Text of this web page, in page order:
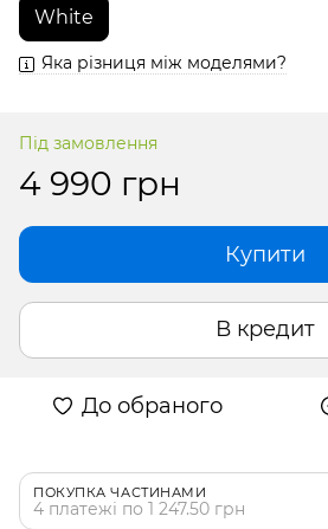
White
Яка різниця між моделями?
Під замовлення
4 990 грн
Купити
В кредит
До обраного
ПОКУПКА ЧАСТИНАМИ
4 платежі по 1 247.50 грн